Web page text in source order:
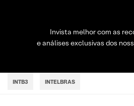
Invista melhor com as
e análises exclusivas dos
INTB3 INTELBRAS